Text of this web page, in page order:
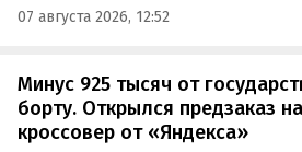
07 августа 2026, 12:52
Минус 925 тысяч от
борту. Открылся предзаказ
кроссовер от «Яндекса»